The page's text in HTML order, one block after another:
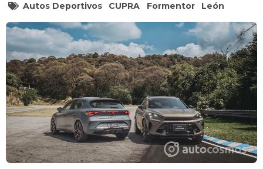
Autos Deportivos CUPRA Formentor León